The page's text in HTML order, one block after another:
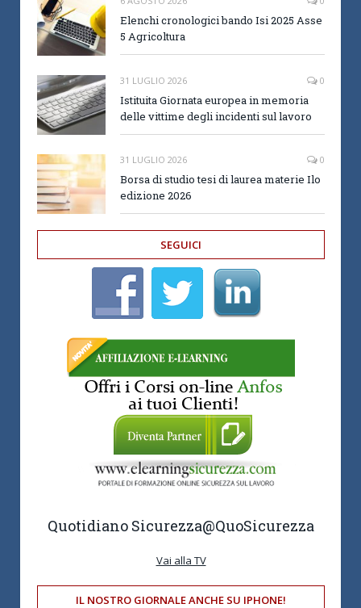
Elenchi cronologici bando Isi 2025 Asse
5 Agricoltura
31 LUGLIO 2026 0
Istituita Giornata europea in memoria
delle vittime degli incidenti sul lavoro
31 LUGLIO 2026 0
Borsa di studio tesi di laurea materie Ilo
edizione 2026
SEGUICI
Quotidiano Sicurezza@QuoSicurezza
Vai alla TV
IL NOSTRO GIORNALE ANCHE SU IPHONE!